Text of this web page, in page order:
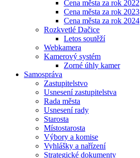
Cena města za rok 2022
Cena města za rok 2023
Cena města za rok 2024
Rozkvetlé Dačice
Letos soutěží
Webkamera
Kamerový systém
Zorné úhly kamer
Samospráva
Zastupitelstvo
Usnesení zastupitelstva
Rada města
Usnesení rady
Starosta
Místostarosta
Výbory a komise
Vyhlášky a nařízení
Strategické dokumenty